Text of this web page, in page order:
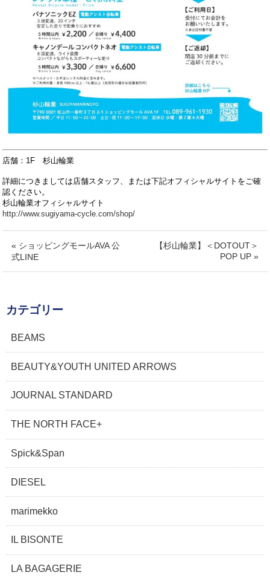
店舗：1F 杉山輪業
詳細につきましては店舗スタッフ、または下記オフィシャルサイトをご確
認ください。
杉山輪業オフィシャルサイト
http://www.sugiyama-cycle.com/shop/
« ショッピングモールAVA 公
式LINE
【杉山輪業】＜DOTOUT＞
POP UP »
カテゴリー
BEAMS
BEAUTY&YOUTH UNITED ARROWS
JOURNAL STANDARD
THE NORTH FACE+
Spick&Span
DIESEL
marimekko
IL BISONTE
LA BAGAGERIE